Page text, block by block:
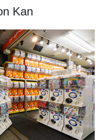
Kan